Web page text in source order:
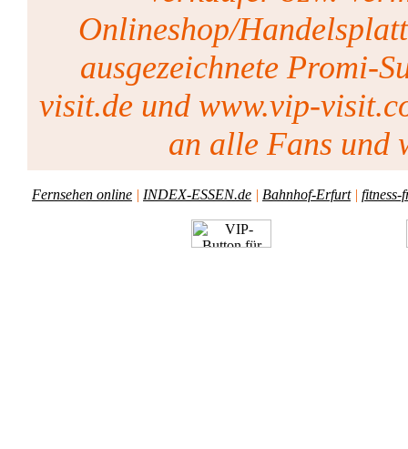
Onlineshop/
ausgezeichnete Promi-
visit.de und www.vip-
an alle Fans und
Fernsehen online | INDEX-ESSEN.de | Bahnhof-Erfurt| fitness-